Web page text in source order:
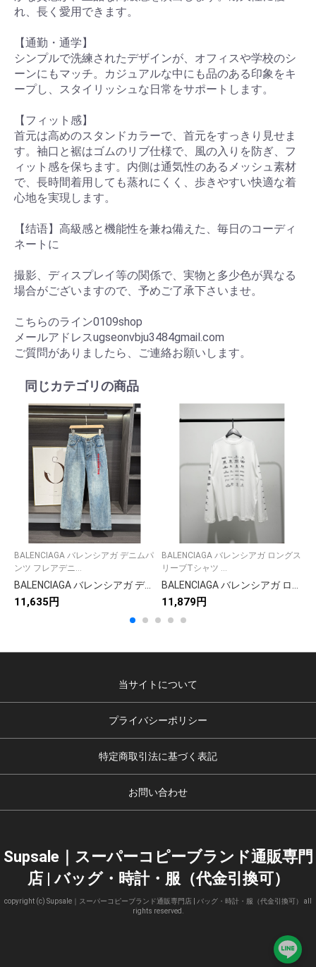
れ、長く愛用できます。
【通勤・通学】
シンプルで洗練されたデザインが、オフィスや学校のシ
ーンにもマッチ。カジュアルな中にも品のある印象をキ
ープし、スタイリッシュな日常をサポートします。
【フィット感】
首元は高めのスタンドカラーで、首元をすっきり見せま
す。袖口と裾はゴムのリブ仕様で、風の入りを防ぎ、フ
ィット感を保ちます。内側は通気性のあるメッシュ素材
で、長時間着用しても蒸れにくく、歩きやすい快適な着
心地を実現します。
【结语】高級感と機能性を兼ね備えた、毎日のコーディ
ネートに
撮影、ディスプレイ等の関係で、実物と多少色が異なる
場合がございますので、予めご了承下さいませ。
こちらのライン0109shop
メールアドレスugseonvbju3484gmail.com
ご質問がありましたら、ご連絡お願いします。
同じカテゴリの商品
BALENCIAGA バレンシアガ デニムパ
ンツ フレアデニ...
BALENCIAGA バレンシアガ デニムパンツ フレアデニム ブルー
11,635円
BALENCIAGA バレンシアガ ロングス
リーブTシャツ ...
BALENCIAGA バレンシアガ ロングスリーブTシャツ ロゴプリント ブラック ホワイト 全2色
11,879円
当サイトについて
プライバシーポリシー
特定商取引法に基づく表記
お問い合わせ
Supsale｜スーパーコピーブランド通販専門
店 | バッグ・時計・服（代金引換可）
copyright (c) Supsale｜スーパーコピーブランド通販専門店 | バッグ・時計・服（代金引換可） all
rights reserved.